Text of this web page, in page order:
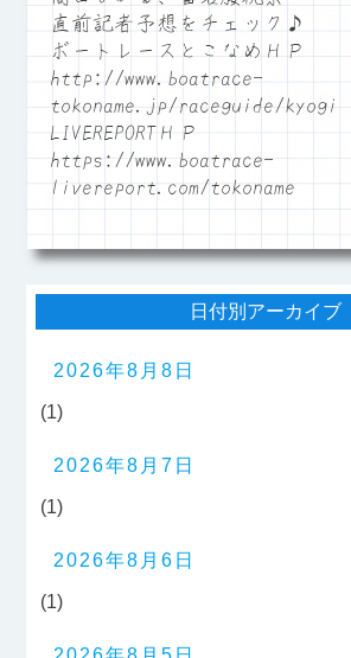
直前記者予想をチェック♪
ボートレースとこなめＨＰ
http://www.boatrace-
tokoname.jp/raceguide/kyogi06
LIVEREPORTＨＰ
https://www.boatrace-
livereport.com/tokoname
日付別アーカイブ
2026年8月8日
(1)
2026年8月7日
(1)
2026年8月6日
(1)